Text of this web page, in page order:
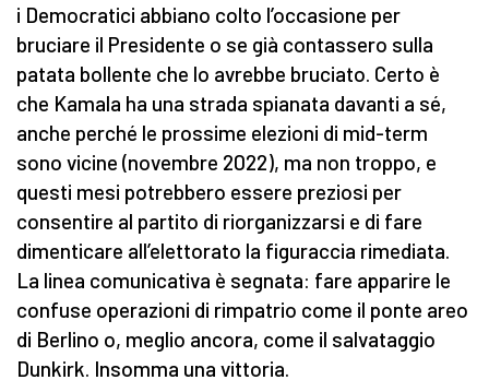
i Democratici abbiano colto l’occasione per
bruciare il Presidente o se già contassero sulla
patata bollente che lo avrebbe bruciato. Certo è
che Kamala ha una strada spianata davanti a sé,
anche perché le prossime elezioni di mid-term
sono vicine (novembre 2022), ma non troppo, e
questi mesi potrebbero essere preziosi per
consentire al partito di riorganizzarsi e di fare
dimenticare all’elettorato la figuraccia rimediata.
La linea comunicativa è segnata: fare apparire le
confuse operazioni di rimpatrio come il ponte areo
di Berlino o, meglio ancora, come il salvataggio
Dunkirk. Insomma una vittoria.